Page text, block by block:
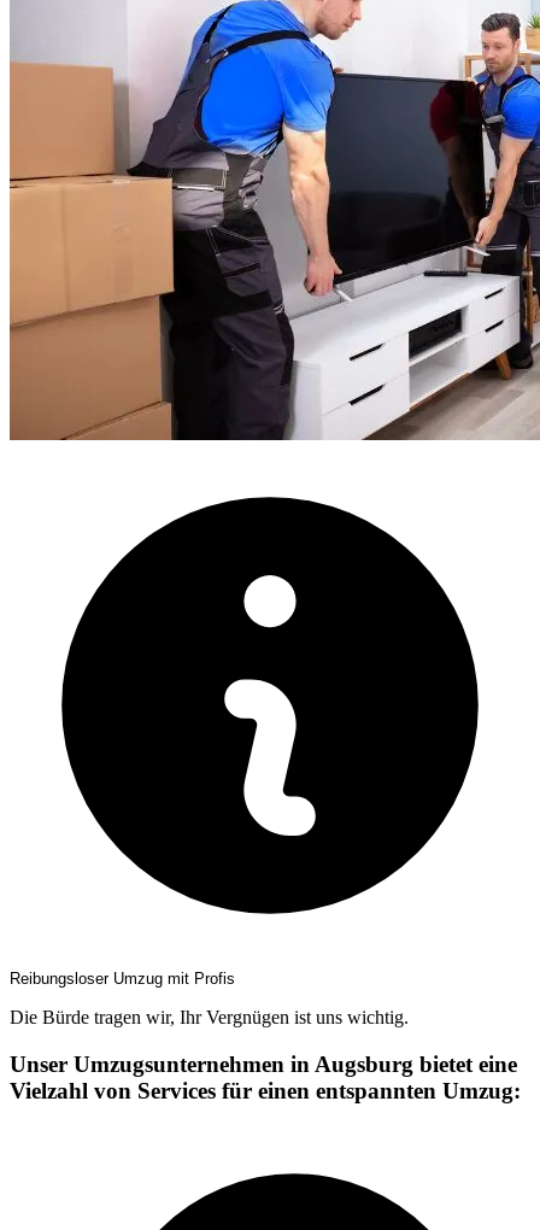
Reibungsloser Umzug mit Profis
Die Bürde tragen wir, Ihr Vergnügen ist uns wichtig.
Unser Umzugsunternehmen in Augsburg bietet eine
Vielzahl von Services für einen entspannten Umzug: